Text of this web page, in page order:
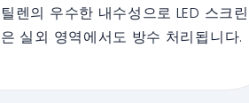
틸렌의 우수한 내수성으로 LED 스크린
은 실외 영역에서도 방수 처리됩니다.
요 이유입니다.